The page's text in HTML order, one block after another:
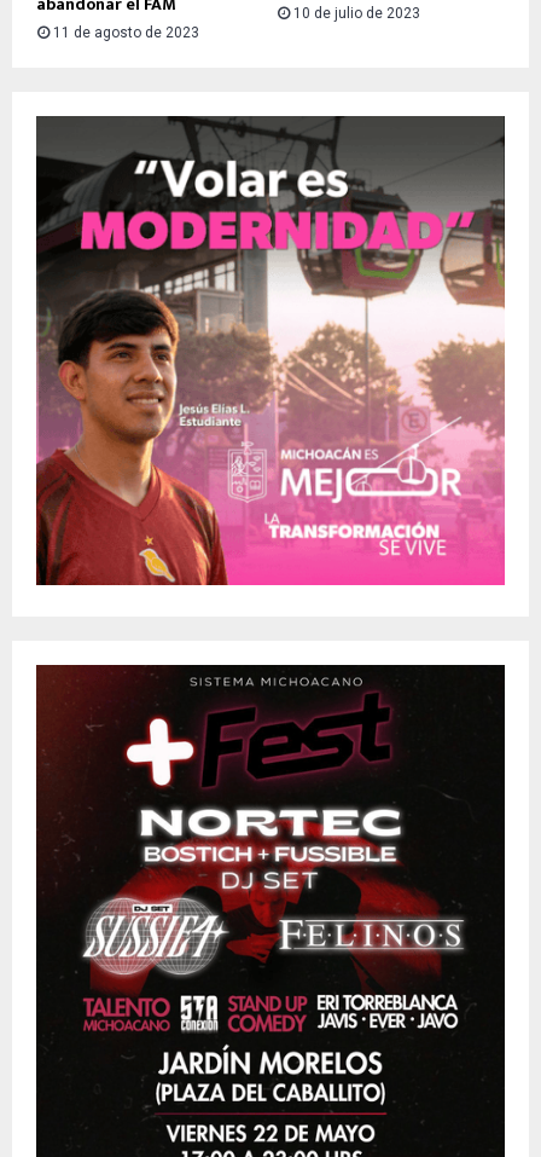
11 de agosto de 2023
10 de julio de 2023